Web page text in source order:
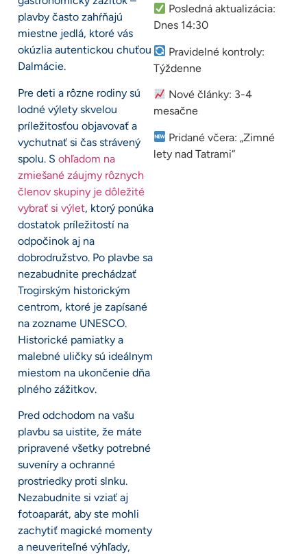
plavby často zahŕňajú
miestne jedlá, ktoré vás
okúzlia autentickou chuťou
Dalmácie.
Pre deti a rôzne rodiny sú
lodné výlety skvelou
príležitosťou objavovať a
vychutnať si čas strávený
spolu. S ohľadom na
zmiešané záujmy rôznych
členov skupiny je dôležité
vybrať si výlet, ktorý ponúka
dostatok príležitostí na
odpočinok aj na
dobrodružstvo. Po plavbe sa
nezabudnite prechádzať
Trogirským historickým
centrom, ktoré je zapísané
na zozname UNESCO.
Historické pamiatky a
malebné uličky sú ideálnym
miestom na ukončenie dňa
plného zážitkov.
Pred odchodom na vašu
plavbu sa uistite, že máte
pripravené všetky potrebné
suveníry a ochranné
prostriedky proti slnku.
Nezabudnite si vziať aj
fotoaparát, aby ste mohli
zachytiť magické momenty
a neuveriteľné výhľady,
Posledná aktualizácia:
Dnes 14:30
Pravidelné kontroly:
Týždenne
Nové články: 3-4
mesačne
Pridané včera: „Zimné
lety nad Tatrami“